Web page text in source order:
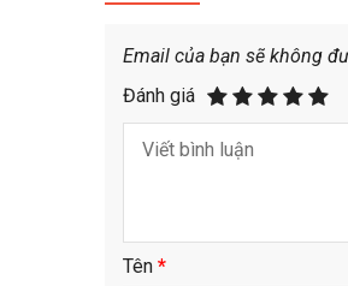
Email của bạn sẽ không
Đánh giá
Tên *